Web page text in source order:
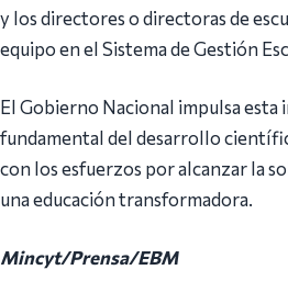
y los directores o directoras de
equipo en el Sistema de Gestión
El Gobierno Nacional impulsa esta
fundamental del desarrollo
con los esfuerzos por alcanzar la
una educación transformadora.
Mincyt/Prensa/EBM